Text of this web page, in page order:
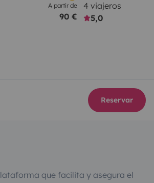
A partir de
90 €
4 viajeros
5,0
Reservar
que facilita y asegura el